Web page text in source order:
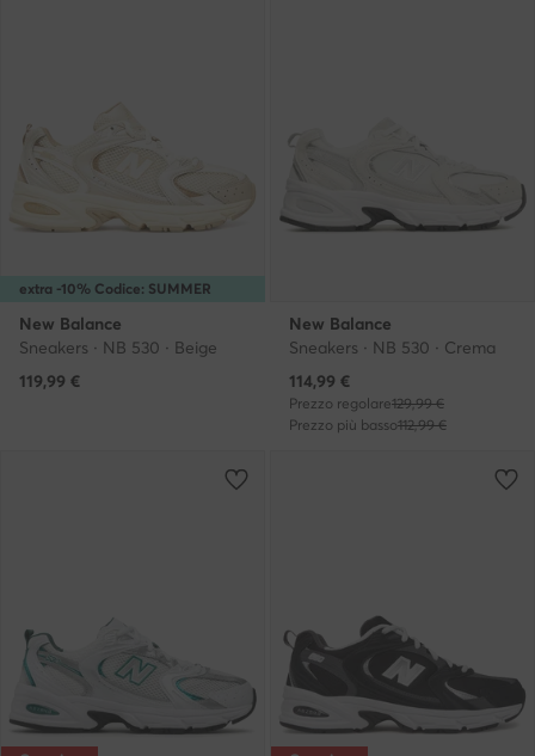
extra -10% Codice: SUMMER
New Balance
Sneakers · NB 530 · Beige
119,99 €
New Balance
Sneakers · NB 530 · Crema
Prezzo attuale
114,99 €
Prezzo regolare129,99 €
Prezzo più basso112,99 €